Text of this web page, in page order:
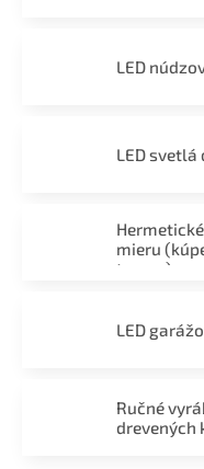
LED
LED svetlá
mieru
terasa)
LED
Ručné
drevených